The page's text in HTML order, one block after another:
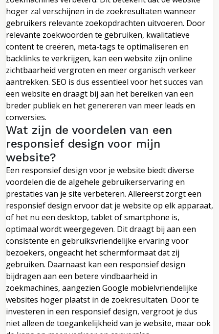
hoger zal verschijnen in de zoekresultaten wanneer
gebruikers relevante zoekopdrachten uitvoeren. Door
relevante zoekwoorden te gebruiken, kwalitatieve
content te creëren, meta-tags te optimaliseren en
backlinks te verkrijgen, kan een website zijn online
zichtbaarheid vergroten en meer organisch verkeer
aantrekken. SEO is dus essentieel voor het succes van
een website en draagt bij aan het bereiken van een
breder publiek en het genereren van meer leads en
conversies.
Wat zijn de voordelen van een
responsief design voor mijn
website?
Een responsief design voor je website biedt diverse
voordelen die de algehele gebruikerservaring en
prestaties van je site verbeteren. Allereerst zorgt een
responsief design ervoor dat je website op elk apparaat,
of het nu een desktop, tablet of smartphone is,
optimaal wordt weergegeven. Dit draagt bij aan een
consistente en gebruiksvriendelijke ervaring voor
bezoekers, ongeacht het schermformaat dat zij
gebruiken. Daarnaast kan een responsief design
bijdragen aan een betere vindbaarheid in
zoekmachines, aangezien Google mobielvriendelijke
websites hoger plaatst in de zoekresultaten. Door te
investeren in een responsief design, vergroot je dus
niet alleen de toegankelijkheid van je website, maar ook